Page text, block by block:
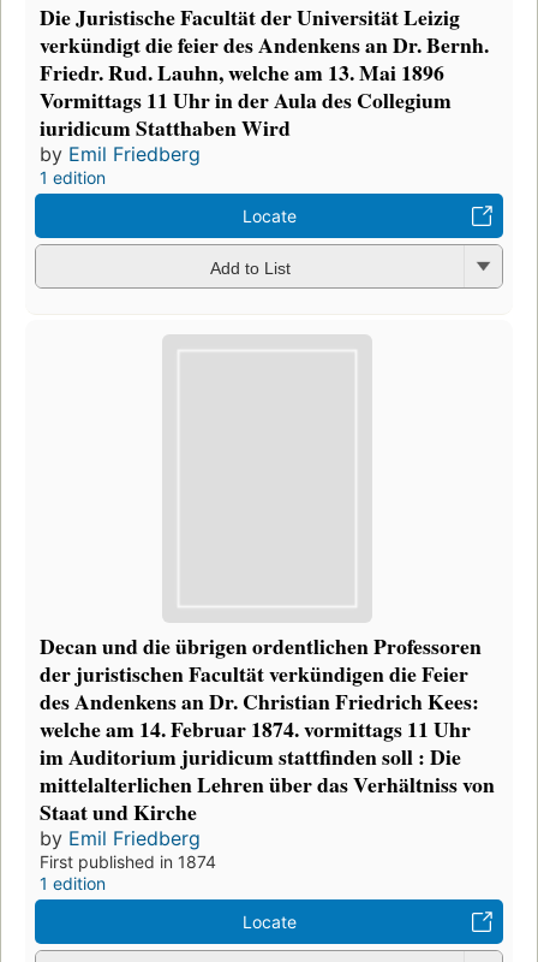
Die Juristische Facultät der Universität Leizig
verkündigt die feier des Andenkens an Dr. Bernh.
Friedr. Rud. Lauhn, welche am 13. Mai 1896
Vormittags 11 Uhr in der Aula des Collegium
iuridicum Statthaben Wird
by Emil Friedberg
1 edition
Locate
Add to List
Decan und die übrigen ordentlichen Professoren
der juristischen Facultät verkündigen die Feier
des Andenkens an Dr. Christian Friedrich Kees:
welche am 14. Februar 1874. vormittags 11 Uhr
im Auditorium juridicum stattfinden soll : Die
mittelalterlichen Lehren über das Verhältniss von
Staat und Kirche
by Emil Friedberg
First published in 1874
1 edition
Locate